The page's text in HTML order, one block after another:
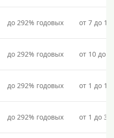
до 292% годовых от 7 до
до 292% годовых от 10 до
до 292% годовых от 1 до
до 292% годовых от 1 до